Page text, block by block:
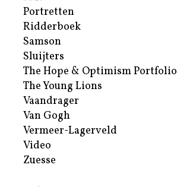
Portretten
Ridderboek
Samson
Sluijters
The Hope & Optimism Portfolio
The Young Lions
Vaandrager
Van Gogh
Vermeer-Lagerveld
Video
Zuesse